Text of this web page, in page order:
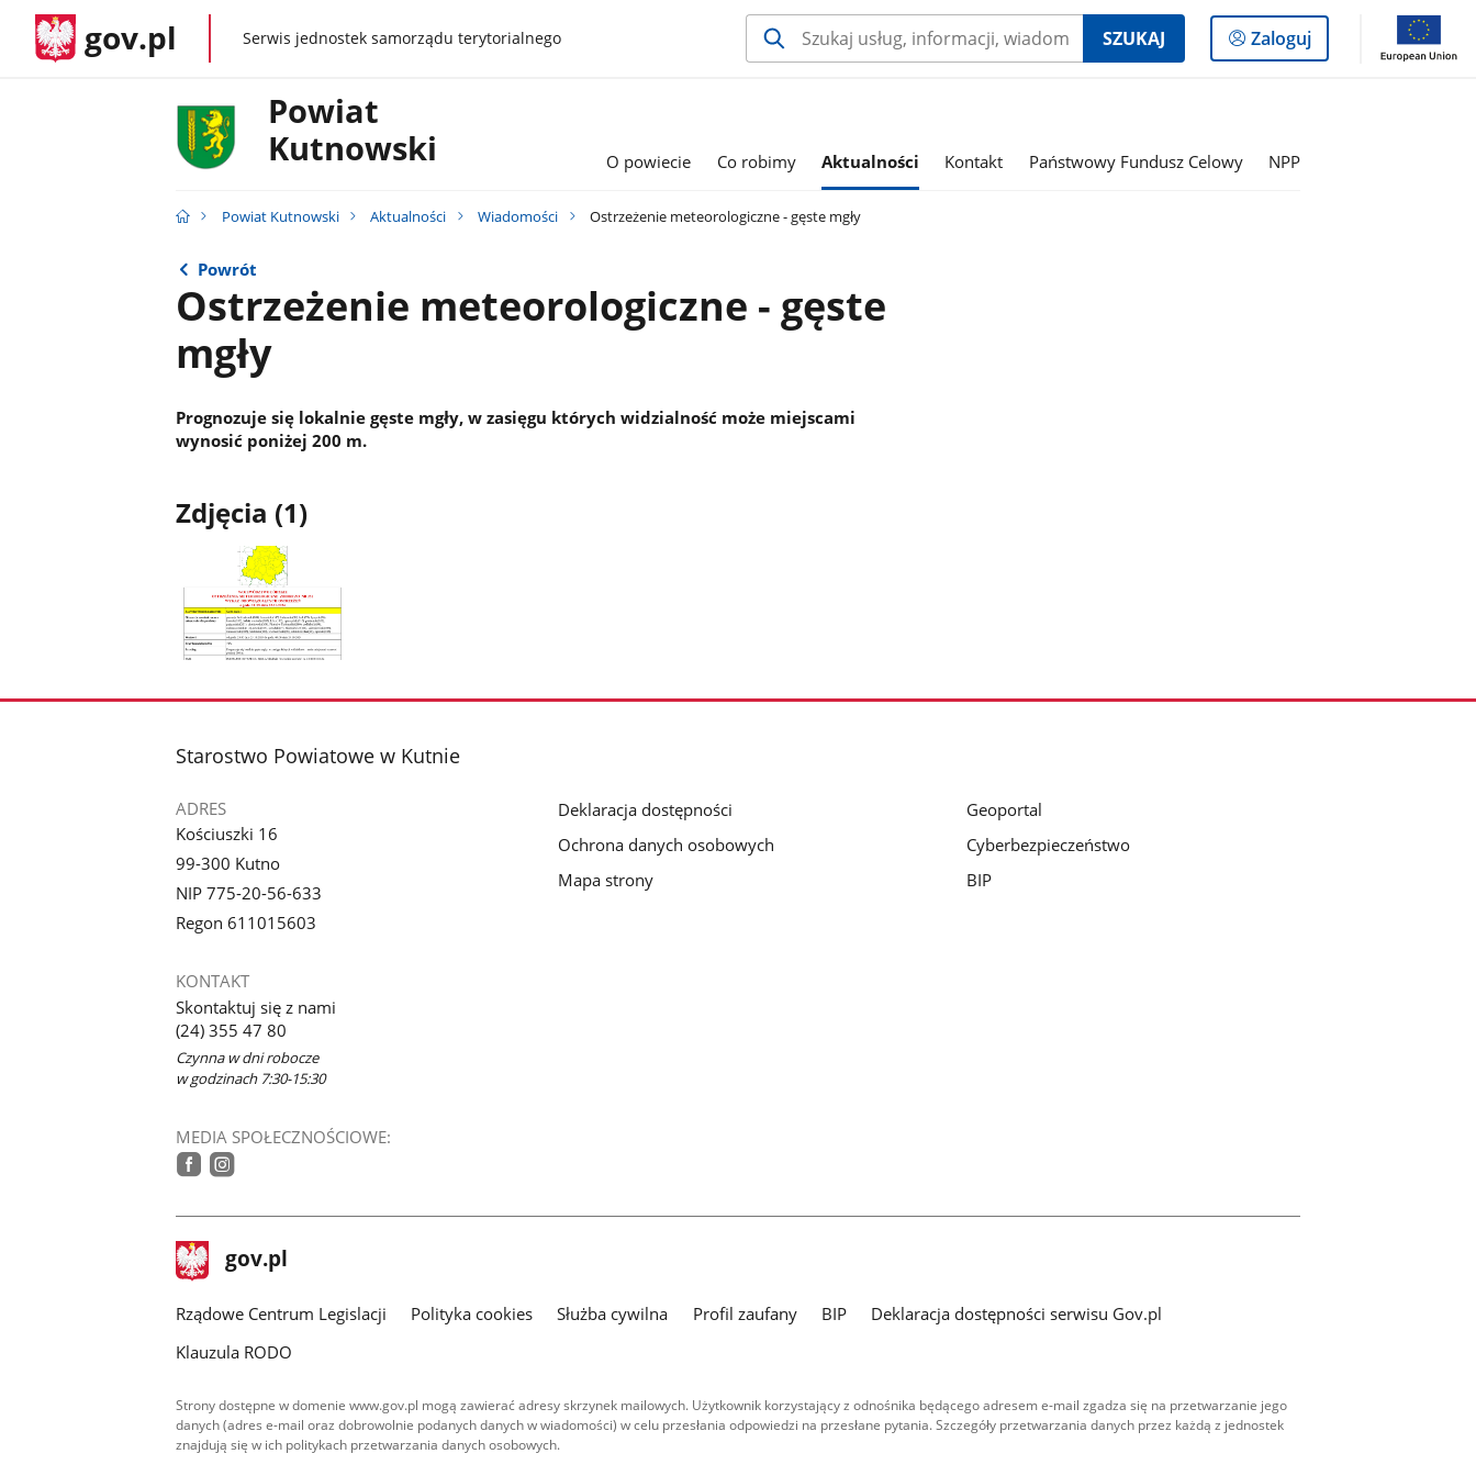
gov.pl gov.plSerwis jednostek samorządu terytorialnego SZUKAJ
Logowanie
do
Zaloguj
Powiat
Kutnowski
O powiecie Co robimy Aktualności Kontakt Państwowy Fundusz Celowy NPP
Powiat Kutnowski Aktualności Wiadomości Ostrzeżenie meteorologiczne - gęste mgły
Powrót
Ostrzeżenie meteorologiczne - gęste
mgły
Prognozuje się lokalnie gęste mgły, w zasięgu których widzialność może miejscami
wynosić poniżej 200 m.
Zdjęcia (1)
galerii.
stopka
Starostwo Powiatowe w Kutnie
ADRES
Kościuszki 16
99-300 Kutno
NIP 775-20-56-633
Regon 611015603
KONTAKT
Skontaktuj się z nami
(24) 355 47 80
Czynna w dni robocze
w godzinach 7:30-15:30
MEDIA SPOŁECZNOŚCIOWE:
Deklaracja dostępności
Ochrona danych osobowych
Mapa strony
Geoportal
Cyberbezpieczeństwo
BIP
stopka
gov.pl Strona
gov.pl
Rządowe Centrum Legislacji Polityka cookies Służba cywilna Profil zaufany BIP
Deklaracja dostępności serwisu Gov.pl
Klauzula RODO
Strony dostępne w domenie www.gov.pl mogą zawierać adresy skrzynek mailowych. Użytkownik korzystający z odnośnika będącego adresem e-mail zgadza się na przetwarzanie jego
danych (adres e-mail oraz dobrowolnie podanych danych w wiadomości) w celu przesłania odpowiedzi na przesłane pytania. Szczegóły przetwarzania danych przez każdą z jednostek
znajdują się w ich politykach przetwarzania danych osobowych.